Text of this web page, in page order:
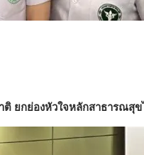
ติ ยกย่องหัวใจหลักสาธารณสุ